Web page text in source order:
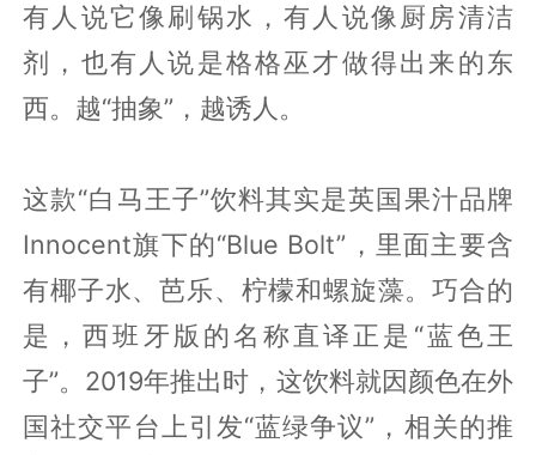
有人说它像刷锅水，有人说像厨房清洁
剂，也有人说是格格巫才做得出来的东
西。越“抽象”，越诱人。
这款“白马王子”饮料其实是英国果汁品牌
Innocent旗下的“Blue Bolt”，里面主要含
有椰子水、芭乐、柠檬和螺旋藻。巧合的
是，西班牙版的名称直译正是“蓝色王
子”。2019年推出时，这饮料就因颜色在外
国社交平台上引发“蓝绿争议”，相关的推